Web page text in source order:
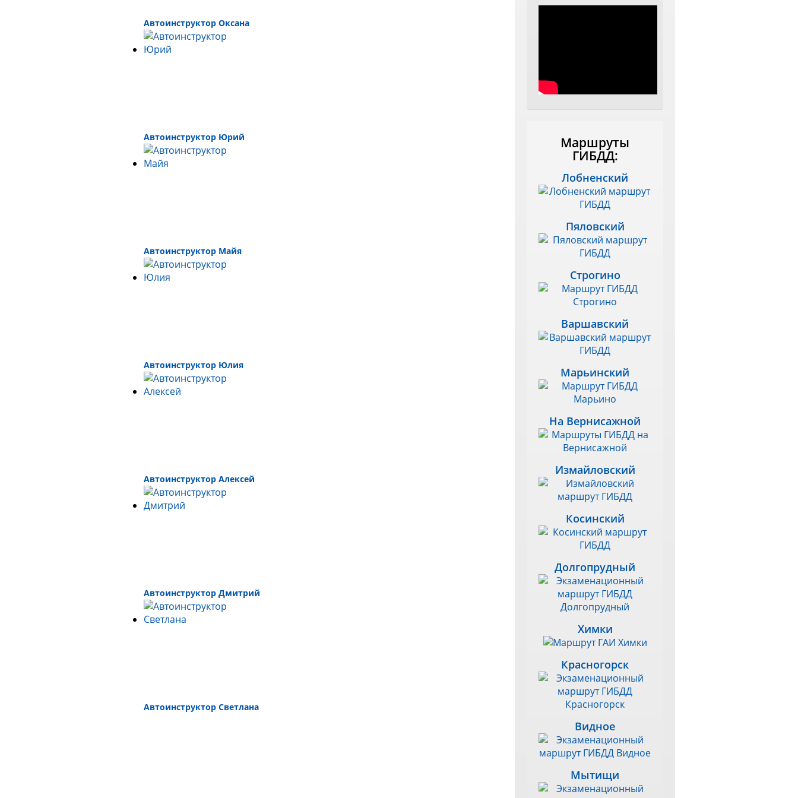
Автоинструктор Оксана
Автоинструктор Юрий
Автоинструктор Майя
Автоинструктор Юлия
Автоинструктор Алексей
Автоинструктор Дмитрий
Автоинструктор Светлана
Маршруты
ГИБДД:
Лобненский
Пяловский
Строгино
Варшавский
Марьинский
На Вернисажной
Измайловский
Косинский
Долгопрудный
Химки
Красногорск
Видное
Мытищи